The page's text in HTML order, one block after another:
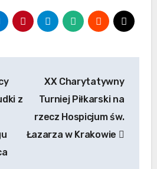
z
XX Charytatywny
Turniej Piłkarski na
rzecz Hospicjum św.
Łazarza w Krakowie